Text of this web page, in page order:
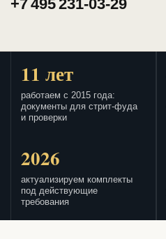
+7 495 231-03-29
11 лет
работаем с 2015 года:
документы для стрит-фуда
и проверки
2026
актуализируем комплекты
под действующие
требования